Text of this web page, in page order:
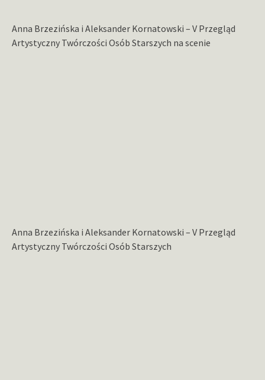
Anna Brzezińska i Aleksander Kornatowski – V Przegląd
Artystyczny Twórczości Osób Starszych na scenie
Anna Brzezińska i Aleksander Kornatowski – V Przegląd
Artystyczny Twórczości Osób Starszych